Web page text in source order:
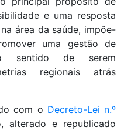
e uma resposta
área da saúde, impõe-
uma gestão de
sentido de serem
regionais atrás
com o Decreto-Lei n.º
alterado e republicado